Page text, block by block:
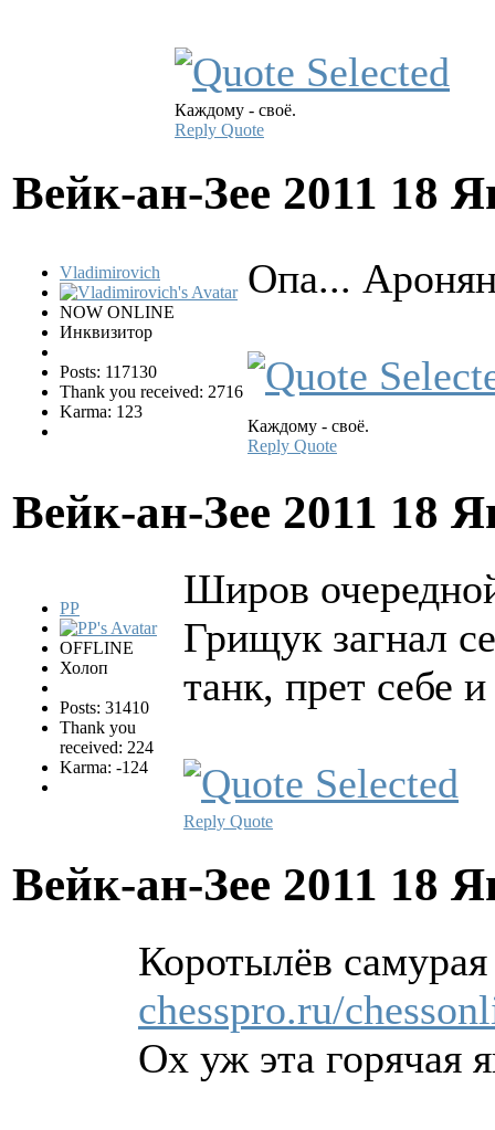
Каждому - своё.
Reply Quote
Вейк-ан-Зее 2011 18
Vladimirovich
NOW ONLINE
Инквизитор
Posts: 117130
Thank you received: 2716
Karma: 123
Опа...
Каждому - своё.
Reply Quote
Вейк-ан-Зее 2011 18
PP
OFFLINE
Холоп
Posts: 31410
Thank you
received: 224
Karma: -124
Широв
Грищук загнал
танк, прет себе
Reply Quote
Вейк-ан-Зее 2011 18
Коротылёв
chesspro.ru/
Ох уж эта горячая